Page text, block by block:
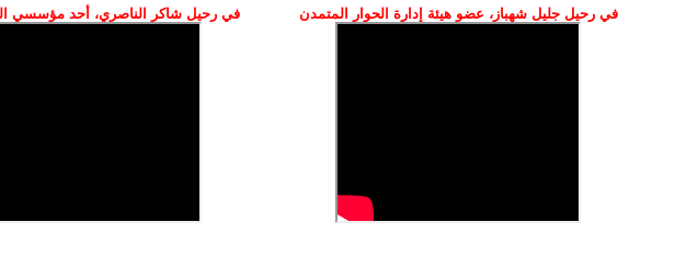
في رحيل جليل شهباز، عضو هيئة إدارة الحوار المتمدن في رحيل شاكر الناصري، أحد مؤسسي